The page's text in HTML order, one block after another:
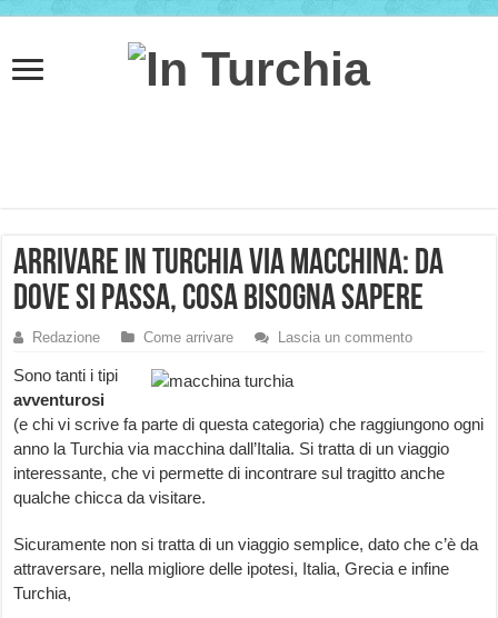
Arrivare in Turchia via macchina: da
dove si passa, cosa bisogna sapere
Redazione Come arrivare Lascia un commento
Sono tanti i tipi
avventurosi
(e chi vi scrive fa parte di questa categoria) che raggiungono ogni
anno la Turchia via macchina dall’Italia. Si tratta di un viaggio
interessante, che vi permette di incontrare sul tragitto anche
qualche chicca da visitare.
Sicuramente non si tratta di un viaggio semplice, dato che c’è da
attraversare, nella migliore delle ipotesi, Italia, Grecia e infine
Turchia,